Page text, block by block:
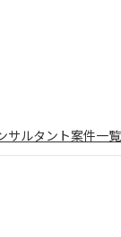
サルタント案件一